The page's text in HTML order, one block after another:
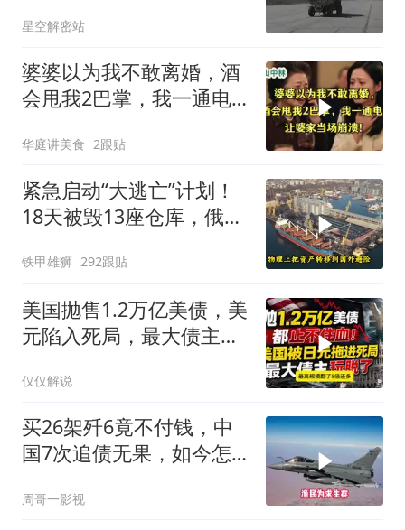
星空解密站
婆婆以为我不敢离婚，酒
会甩我2巴掌，我一通电
华庭讲美食 2跟贴
紧急启动“大逃亡”计划！
18天被毁13座仓库，俄电
策
铁甲雄狮 292跟贴
美国抛售1.2万亿美债，美
元陷入死局，最大债主玩
仅仅解说
买26架歼6竟不付钱，中
国7次追债无果，如今怎
周哥一影视